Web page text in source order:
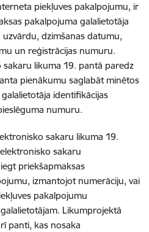
piekļuves pakalpojumu, ir
pakalpojuma galalietotāja
dzimšanas datumu,
un reģistrācijas numuru.
likuma 19. pantā paredz
pienākumu saglabāt minētos
identifikācijas
numuru.
sakaru likuma 19.
sakaru
priekšapmaksas
izmantojot numerāciju, vai
pakalpojumu
Likumprojektā
panti, kas nosaka